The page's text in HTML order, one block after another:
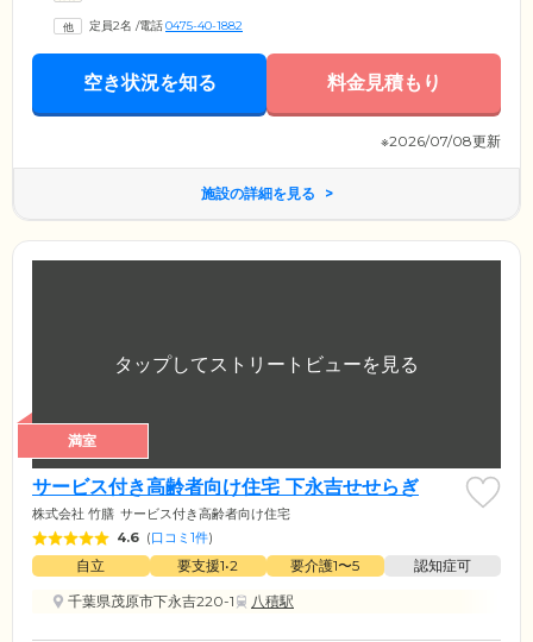
顔なじみの関係を築けます。知り合いがそばにいるという安心感は、お
ひとりでの暮らしという不安を和らげ、心穏やかに生活できます。
定員2名 /電話0475-40-1882
空き状況を知る 料金見積もり
※2026/07/08更新
施設の詳細を見る
満室
サービス付き高齢者向け住宅 下永吉せせらぎ
株式会社 竹膳 サービス付き高齢者向け住宅
4.6 (口コミ1件)
自立 要支援1•2 要介護1〜5
認知症可
千葉県茂原市下永吉220-1
八積駅